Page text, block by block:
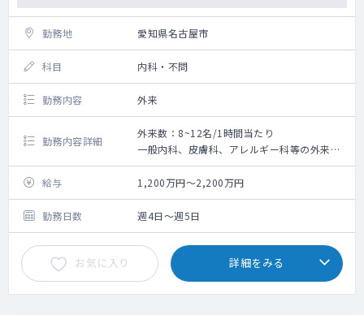
勤務地 愛知県名古屋市
科目 内科・不問
勤務内容 外来
勤務内容詳細
外来数：8~12名/1時間当たり
一般内科、皮膚科、アレルギー科等の外来診
療、オンライン診療等をお願いいたします。
◇外来診療
└ 診療体制：1～3診制 ※所属院による
└ 主な患者層：50代以下のビジネスマンや近
隣住民等（50代以下が患者全体の9割）
保険診療9割以上
内科6割・それ以外3割程度
└ 対象年齢：内科・アレルギー科は10歳以
上、皮膚科は6歳以上
給与 1,200万円～2,200万円
勤務日数 週4日～週5日
お気に入り 詳細をみる